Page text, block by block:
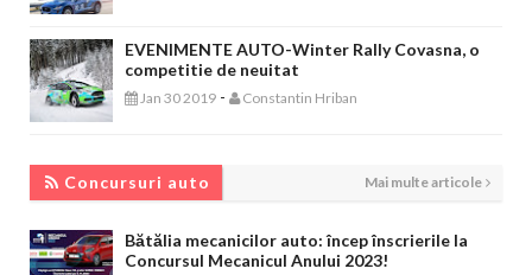
EVENIMENTE AUTO-Winter Rally Covasna, o
competitie de neuitat
Jan 30 2019 - Constantin Hriban
Concursuri auto Mai multe articole
Bătălia mecanicilor auto: încep înscrierile la
Concursul Mecanicul Anului 2023!